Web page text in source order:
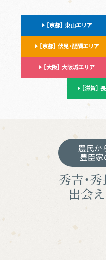
［京都］ 東山エリア
［京都］ 伏見・醍醐エリア
［大阪］ 大阪城エリア
［滋賀］
農民か
豊臣
秀吉・
出会